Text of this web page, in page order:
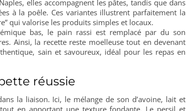
elles accompagnent les pâtes, tandis que dans
à la poêle. Ces variantes illustrent parfaitement la
qui valorise les produits simples et locaux.
bas, le pain rassi est remplacé par du son
Ainsi, la recette reste moelleuse tout en devenant
sain et savoureux, idéal pour les repas en
réussie
la liaison. Ici, le mélange de son d’avoine, lait et
en apportant une texture fondante. Le persil et